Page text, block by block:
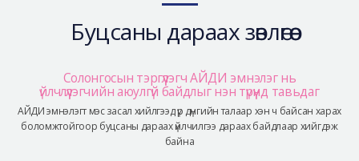
Буцсаны дараах зөвлөгөө
Солонгосын тэргүүлэгч АЙДИ эмнэлэг нь
үйлчлүүлэгчийн аюулгүй байдлыг нэн түрүүнд тавьдаг
АЙДИ эмнэлэгт мэс засал хийлгээд үр дүнгийн талаар хэн ч байсан харах
боломжтойгоор буцсаны дараах үйлчилгээ дараах байдлаар хийгдэж
байна